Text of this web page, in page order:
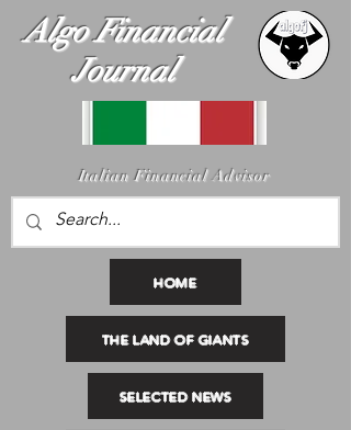
Algo Financial
Journal
Italian Financial Advisor
HOME
THE LAND OF GIANTS
SELECTED NEWS